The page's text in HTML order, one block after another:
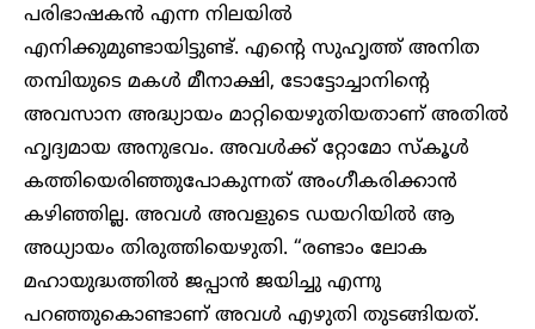
പരിഭാഷകൻ എന്ന നിലയിൽ
എനിക്കുമുണ്ടായിട്ടുണ്ട്. എന്റെ സുഹൃത്ത് അനിത
തമ്പിയുടെ മകൾ മീനാക്ഷി, ടോട്ടോച്ചാനിന്റെ
അവസാന അദ്ധ്യായം മാറ്റിയെഴുതിയതാണ് അതിൽ
ഹൃദ്യമായ അനുഭവം. അവൾക്ക് റ്റോമോ സ്കൂൾ
കത്തിയെരിഞ്ഞുപോകുന്നത് അംഗീകരിക്കാൻ
കഴിഞ്ഞില്ല. അവൾ അവളുടെ ഡയറിയിൽ ആ
അധ്യായം തിരുത്തിയെഴുതി. “രണ്ടാം ലോക
മഹായുദ്ധത്തിൽ ജപ്പാൻ ജയിച്ചു എന്നു
പറഞ്ഞുകൊണ്ടാണ് അവൾ എഴുതി തുടങ്ങിയത്.